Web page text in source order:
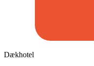
Dækhotel